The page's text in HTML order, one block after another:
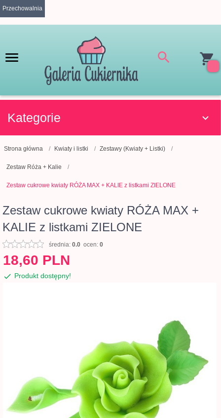
Przechowalnia
Kategorie
Strona główna Kwiaty i listki Zestawy (Kwiaty + Listki)
Zestaw Róża + Kalie
Zestaw cukrowe kwiaty RÓŻA MAX + KALIE z listkami ZIELONE
Zestaw cukrowe kwiaty RÓŻA MAX +
KALIE z listkami ZIELONE
średnia: 0.0 ocen: 0
18,60 PLN
Produkt dostępny!